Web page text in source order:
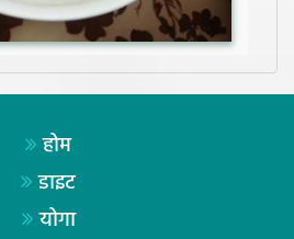
होम
डाइट
योगा